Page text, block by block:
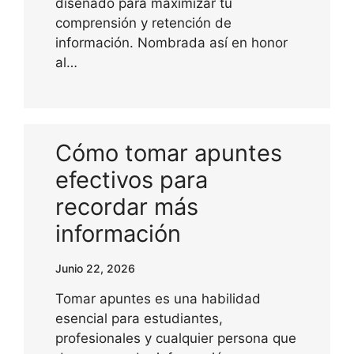
diseñado para maximizar tu
comprensión y retención de
información. Nombrada así en honor
al…
Cómo tomar apuntes
efectivos para
recordar más
información
Junio 22, 2026
Tomar apuntes es una habilidad
esencial para estudiantes,
profesionales y cualquier persona que